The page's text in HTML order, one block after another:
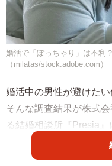
婚活で「ぽっちゃり」は不
（milatas/stock.adobe.com）
婚活中の男性が避けた
そんな調査結果が株式
る結婚相談所『Presia
情に関する実態調査
ゃり体型の場合、どん